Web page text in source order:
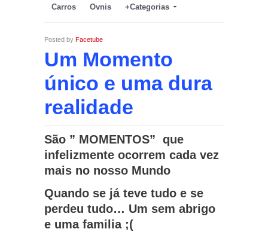
Carros
Ovnis +Categorias
Posted by Facetube
Um Momento
único e uma dura
realidade
São ” MOMENTOS” que
infelizmente ocorrem cada vez
mais no nosso Mundo
Quando se já teve tudo e se
perdeu tudo… Um sem abrigo
e uma familia ;(